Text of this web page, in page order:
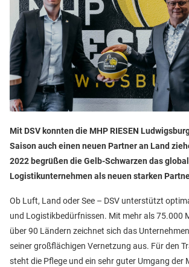
Mit DSV konnten die MHP RIESEN
Saison auch einen neuen Partner an Land
2022 begrüßen die Gelb-Schwarzen das
Logistikunternehmen als neuen starken
Ob Luft, Land oder See – DSV unterstützt
und Logistikbedürfnissen. Mit mehr als 75.000
über 90 Ländern zeichnet sich das
seiner großflächigen Vernetzung aus. Für den
steht die Pflege und ein sehr guter Umgang der